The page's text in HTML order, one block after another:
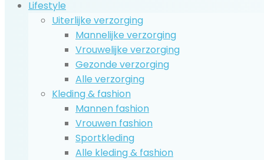
Lifestyle
Uiterlijke verzorging
Mannelijke verzorging
Vrouwelijke verzorging
Gezonde verzorging
Alle verzorging
Kleding & fashion
Mannen fashion
Vrouwen fashion
Sportkleding
Alle kleding & fashion